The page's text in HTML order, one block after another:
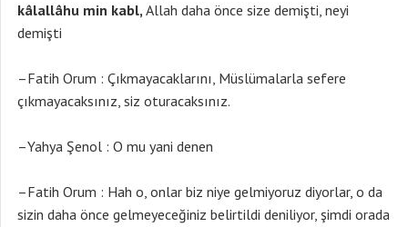
kâlallâhu min kabl, Allah daha önce size demişti, neyi
demişti
–Fatih Orum : Çıkmayacaklarını, Müslümalarla sefere
çıkmayacaksınız, siz oturacaksınız.
–Yahya Şenol : O mu yani denen
–Fatih Orum : Hah o, onlar biz niye gelmiyoruz diyorlar, o da
sizin daha önce gelmeyeceğiniz belirtildi deniliyor, şimdi orada